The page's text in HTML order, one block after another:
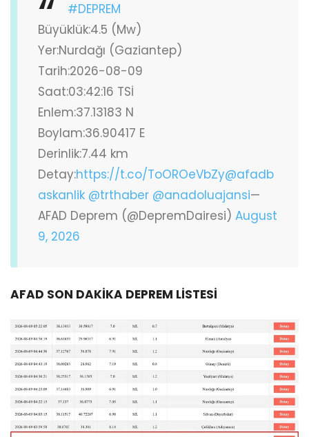
#DEPREM
Büyüklük:4.5 (Mw)
Yer:Nurdağı (Gaziantep)
Tarih:2026-08-09
Saat:03:42:16 TSİ
Enlem:37.13183 N
Boylam:36.90417 E
Derinlik:7.44 km
Detay:https://t.co/ToOROeVbZy@afadb
askanlik @trthaber @anadoluajansi—
AFAD Deprem (@DepremDairesi) August
9, 2026
AFAD SON DAKİKA DEPREM LİSTESİ